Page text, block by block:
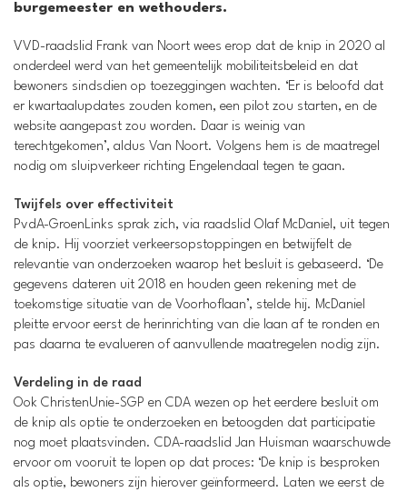
burgemeester en wethouders.
VVD-raadslid Frank van Noort wees erop dat de knip in 2020 al
onderdeel werd van het gemeentelijk mobiliteitsbeleid en dat
bewoners sindsdien op toezeggingen wachten. ‘Er is beloofd dat
er kwartaalupdates zouden komen, een pilot zou starten, en de
website aangepast zou worden. Daar is weinig van
terechtgekomen’, aldus Van Noort. Volgens hem is de maatregel
nodig om sluipverkeer richting Engelendaal tegen te gaan.
Twijfels over effectiviteit
PvdA-GroenLinks sprak zich, via raadslid Olaf McDaniel, uit tegen
de knip. Hij voorziet verkeersopstoppingen en betwijfelt de
relevantie van onderzoeken waarop het besluit is gebaseerd. ‘De
gegevens dateren uit 2018 en houden geen rekening met de
toekomstige situatie van de Voorhoflaan’, stelde hij. McDaniel
pleitte ervoor eerst de herinrichting van die laan af te ronden en
pas daarna te evalueren of aanvullende maatregelen nodig zijn.
Verdeling in de raad
Ook ChristenUnie-SGP en CDA wezen op het eerdere besluit om
de knip als optie te onderzoeken en betoogden dat participatie
nog moet plaatsvinden. CDA-raadslid Jan Huisman waarschuwde
ervoor om vooruit te lopen op dat proces: ‘De knip is besproken
als optie, bewoners zijn hierover geïnformeerd. Laten we eerst de